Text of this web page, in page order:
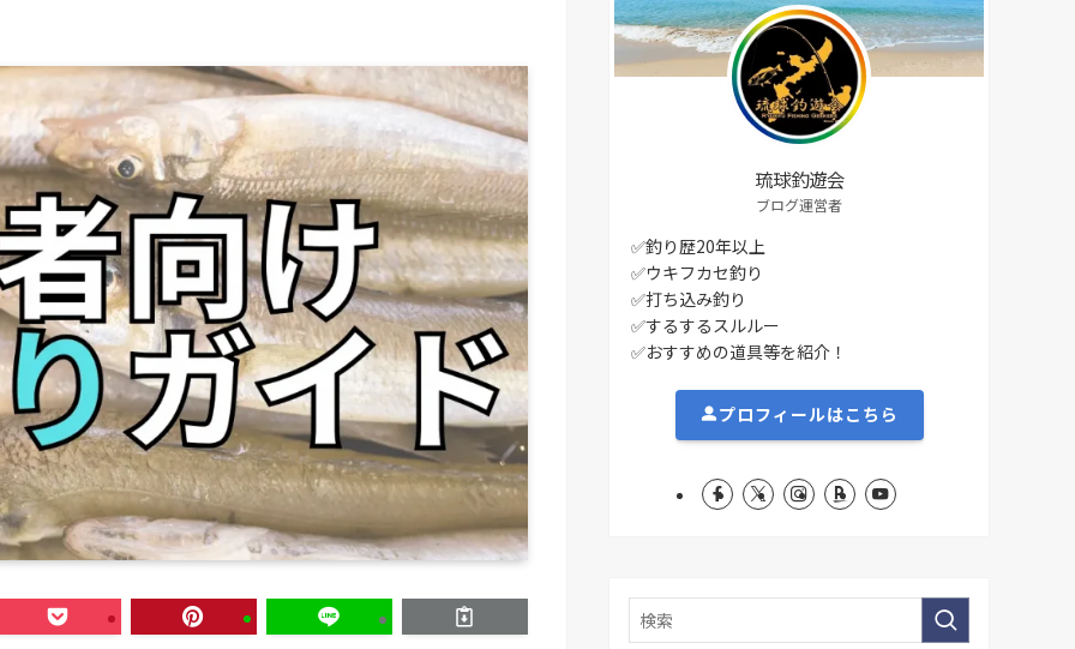
琉球釣遊会
ブログ運営者
✅釣り歴20年以上
✅ウキフカセ釣り
✅打ち込み釣り
✅するするスルルー
✅おすすめの道具等を紹介！
プロフィールはこちら